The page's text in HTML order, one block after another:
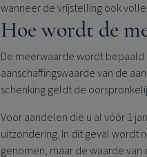
wanneer de vrijstelling ook
Hoe wordt de
De meerwaarde wordt bepaald
aanschaffingswaarde van de
schenking geldt de
Voor aandelen die u al vóór 1
uitzondering. In dit geval wordt
genomen, maar de waarde